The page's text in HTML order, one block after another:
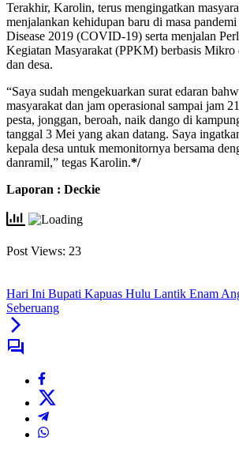
Terakhir, Karolin, terus mengingatkan
menjalankan kehidupan baru di masa
Disease 2019 (COVID-19) serta menjalan
Kegiatan Masyarakat (PPKM) berbasis Mikro
dan desa.
“Saya sudah mengekuarkan surat edaran
masyarakat dan jam operasional sampai jam
pesta, jonggan, beroah, naik dango di
tanggal 3 Mei yang akan datang. Saya
kepala desa untuk memonitornya bersama
danramil,” tegas Karolin.*/
Laporan : Deckie
Post Views: 23
Hari Ini Bupati Kapuas Hulu Lantik Enam
Seberuang